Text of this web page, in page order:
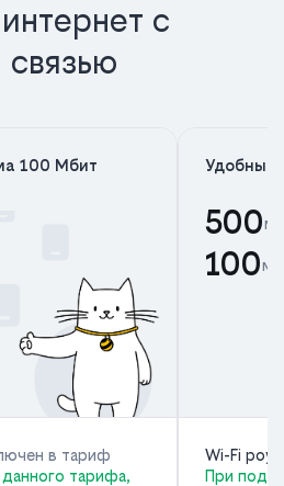
с
100 Мбит
в тариф
тарифа,
Удобный
500
100
Wi-Fi
При